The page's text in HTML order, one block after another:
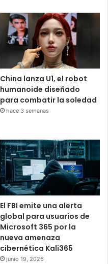
China lanza U1, el robot
humanoide diseñado
para combatir la soledad
hace 3 semanas
El FBI emite una alerta
global para usuarios de
Microsoft 365 por la
nueva amenaza
cibernética Kali365
junio 19, 2026